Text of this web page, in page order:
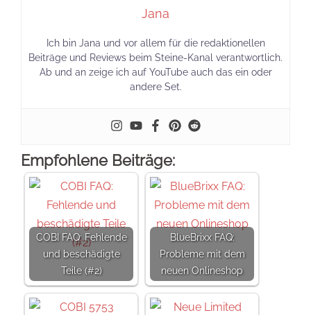
Jana
Ich bin Jana und vor allem für die redaktionellen
Beiträge und Reviews beim Steine-Kanal verantwortlich.
Ab und an zeige ich auf YouTube auch das ein oder
andere Set.
Empfohlene Beiträge:
COBI FAQ: Fehlende
und beschädigte
Teile (#2)
BlueBrixx FAQ:
Probleme mit dem
neuen Onlineshop